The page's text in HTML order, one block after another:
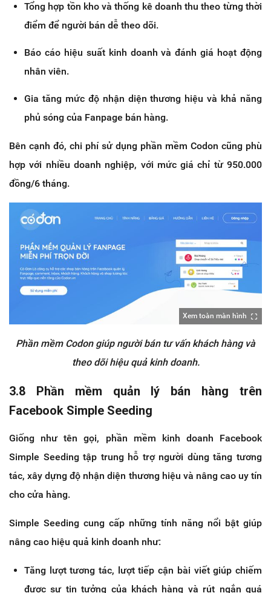
Tổng hợp tồn kho và thống kê doanh thu theo từng thời
điểm để người bán dễ theo dõi.
Báo cáo hiệu suất kinh doanh và đánh giá hoạt động
nhân viên.
Gia tăng mức độ nhận diện thương hiệu và khả năng
phủ sóng của Fanpage bán hàng.
Bên cạnh đó, chi phí sử dụng phần mềm Codon cũng phù
hợp với nhiều doanh nghiệp, với mức giá chỉ từ 950.000
đồng/6 tháng.
Xem toàn màn hình
Phần mềm Codon giúp người bán tư vấn khách hàng và
theo dõi hiệu quả kinh doanh.
3.8 Phần mềm quản lý bán hàng trên
Facebook Simple Seeding
Giống như tên gọi, phần mềm kinh doanh Facebook
Simple Seeding tập trung hỗ trợ người dùng tăng tương
tác, xây dựng độ nhận diện thương hiệu và nâng cao uy tín
cho cửa hàng.
Simple Seeding cung cấp những tính năng nổi bật giúp
nâng cao hiệu quả kinh doanh như:
Tăng lượt tương tác, lượt tiếp cận bài viết giúp chiếm
được sự tin tưởng của khách hàng và rút ngắn quá